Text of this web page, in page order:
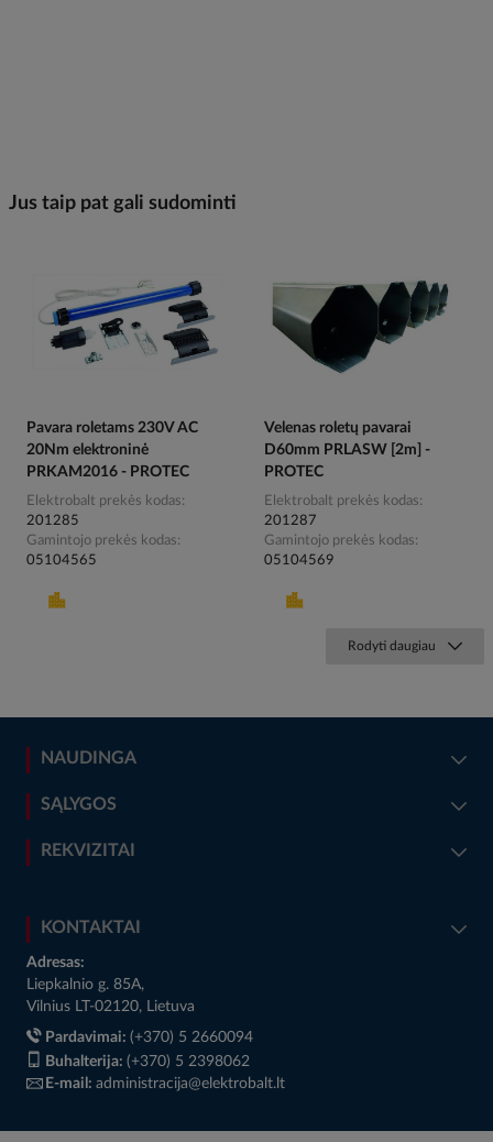
Jus taip pat gali sudominti
Pavara roletams 230V AC
20Nm elektroninė
PRKAM2016 - PROTEC
Elektrobalt prekės kodas
201285
Gamintojo prekės kodas
05104565
Velenas roletų pavarai
D60mm PRLASW [2m] -
PROTEC
Elektrobalt prekės kodas
201287
Gamintojo prekės kodas
05104569
Rodyti daugiau
NAUDINGA
SĄLYGOS
REKVIZITAI
KONTAKTAI
Adresas:
Liepkalnio g. 85A,
Vilnius LT-02120, Lietuva
Pardavimai: (+370) 5 2660094
Buhalterija: (+370) 5 2398062
E-mail: administracija@elektrobalt.lt